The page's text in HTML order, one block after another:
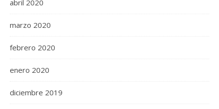
abril 2020
marzo 2020
febrero 2020
enero 2020
diciembre 2019